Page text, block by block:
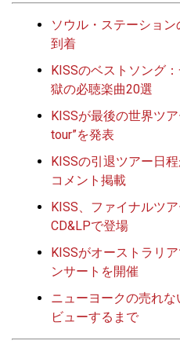
ソウル・ステーショ
到着
KISSのベストソング
獄の必聴楽曲20選
KISSが最後の世界ツ
tour”を発表
KISSの引退ツアー日
コメント掲載
KISS、ファイナルツ
CD&LPで登場
KISSがオーストラリ
ンサートを開催
ニューヨークの売れ
ビューするまで